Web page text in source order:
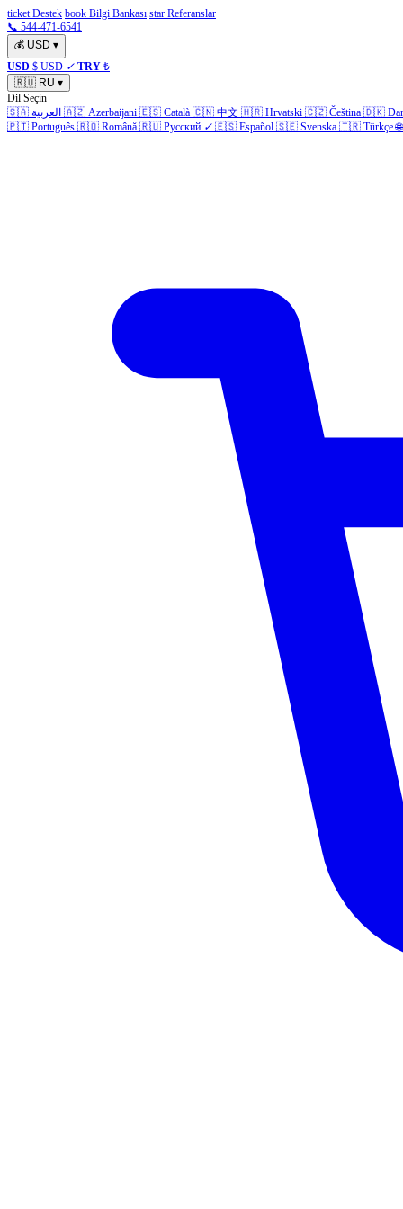
ticket Destek book Bilgi Bankası star Referanslar
📞 544-471-6541
💰 USD ▾
USD $ USD ✓ TRY ₺
🇷🇺 RU ▾
Dil Seçin
🇸🇦 العربية 🇦🇿 Azerbaijani 🇪🇸 Català 🇨🇳 中文 🇭🇷 Hrvatski 🇨🇿 Čeština 🇩🇰
🇵🇹 Português 🇷🇴 Română 🇷🇺 Русский ✓ 🇪🇸 Español 🇸🇪 Svenska 🇹🇷 Türkçe 🌐